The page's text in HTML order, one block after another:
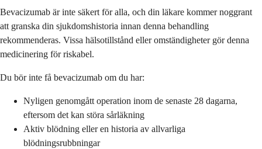
Bevacizumab är inte säkert för alla, och din läkare kommer noggrant
att granska din sjukdomshistoria innan denna behandling
rekommenderas. Vissa hälsotillstånd eller omständigheter gör denna
medicinering för riskabel.
Du bör inte få bevacizumab om du har:
Nyligen genomgått operation inom de senaste 28 dagarna,
eftersom det kan störa sårläkning
Aktiv blödning eller en historia av allvarliga
blödningsrubbningar